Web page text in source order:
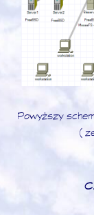
Powyższy